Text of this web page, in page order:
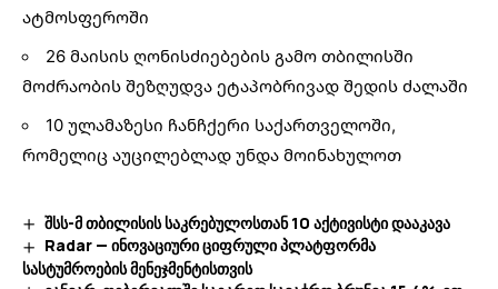
ატმოსფეროში
26 მაისის ღონისძიებების გამო თბილისში
მოძრაობის შეზღუდვა ეტაპობრივად შედის ძალაში
10 ულამაზესი ჩანჩქერი საქართველოში,
რომელიც აუცილებლად უნდა მოინახულოთ
შსს-მ თბილისის საკრებულოსთან 10 აქტივისტი დააკავა
Radar — ინოვაციური ციფრული პლატფორმა
სასტუმროების მენეჯმენტისთვის